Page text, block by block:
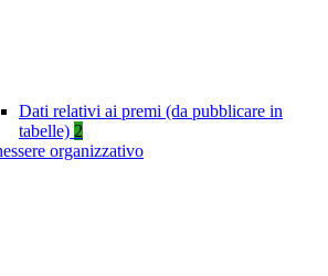
Dati relativi ai premi (da pubblicare in
tabelle) 2
organizzativo